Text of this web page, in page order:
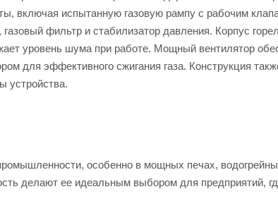
включая испытанную газовую рампу с рабочим
фильтр и стабилизатор давления. Корпус
уровень шума при работе. Мощный вентилятор
для эффективного сжигания газа. Конструкция
устройства.
особенно в мощных печах,
делают ее идеальным выбором для предприятий,